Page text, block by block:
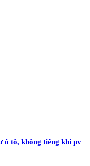
ô tô, không tiếng khi pv